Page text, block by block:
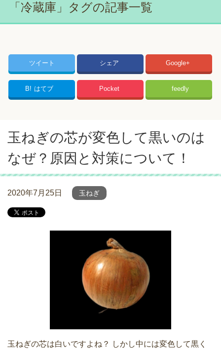
「冷蔵庫」タグの記事一覧
ツイート シェア Google+
B! はてブ Pocket feedly
玉ねぎの芯が変色して黒いのは
なぜ？原因と対策について！
2020年7月25日 玉ねぎ
玉ねぎの芯は白いですよね？ しかし中には変色して黒く